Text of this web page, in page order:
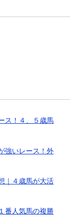
ス！４、５歳馬
強いレース！外
｜４歳馬が大活
番人気馬の複勝